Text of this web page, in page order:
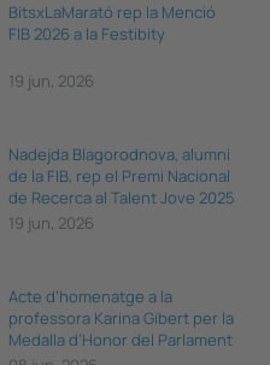
BitsxLaMarató rep la Menció
FIB 2026 a la Festibity
19 jun, 2026
Nadejda Blagorodnova, alumni
de la FIB, rep el Premi Nacional
de Recerca al Talent Jove 2025
19 jun, 2026
Acte d’homenatge a la
professora Karina Gibert per la
Medalla d’Honor del Parlament